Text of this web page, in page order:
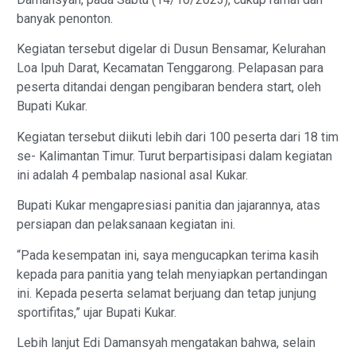
banyak penonton.
Kegiatan tersebut digelar di Dusun Bensamar, Kelurahan
Loa Ipuh Darat, Kecamatan Tenggarong. Pelapasan para
peserta ditandai dengan pengibaran bendera start, oleh
Bupati Kukar.
Kegiatan tersebut diikuti lebih dari 100 peserta dari 18 tim
se- Kalimantan Timur. Turut berpartisipasi dalam kegiatan
ini adalah 4 pembalap nasional asal Kukar.
Bupati Kukar mengapresiasi panitia dan jajarannya, atas
persiapan dan pelaksanaan kegiatan ini.
“Pada kesempatan ini, saya mengucapkan terima kasih
kepada para panitia yang telah menyiapkan pertandingan
ini. Kepada peserta selamat berjuang dan tetap junjung
sportifitas,” ujar Bupati Kukar.
Lebih lanjut Edi Damansyah mengatakan bahwa, selain